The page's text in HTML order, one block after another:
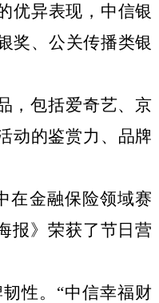
优异表现，中信银
奖、公关传播类银
，包括爱奇艺、京
动的鉴赏力、品牌
在金融保险领域赛
报》荣获了节日营
性。 “中信幸福财